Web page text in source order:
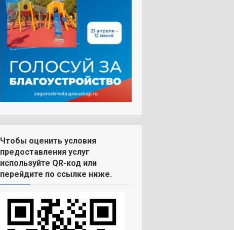
Чтобы оценить условия
предоставления услуг
используйте QR-код или
перейдите по ссылке ниже.